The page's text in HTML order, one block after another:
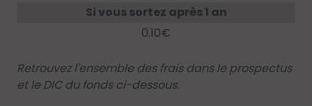
Si vous sortez après 1 an
0.10€
Retrouvez l'ensemble des frais dans le prospectus
et le DIC du fonds ci-dessous.